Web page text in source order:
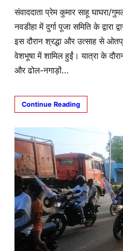
संवाददाता प्रेम कुमार साहू घाघरा/
नवडीहा में दुर्गा पूजा समिति के
इस दौरान श्रद्धा और उत्साह से
वेशभूषा में शामिल हुईं। यात्रा के
और ढोल-नगाड़ों…
Continue Reading